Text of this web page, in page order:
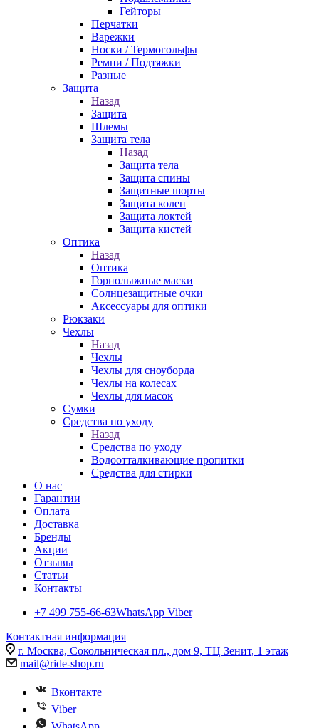
Гейторы
Перчатки
Варежки
Носки / Термогольфы
Ремни / Подтяжки
Разные
Защита
Назад
Защита
Шлемы
Защита тела
Назад
Защита тела
Защита спины
Защитные шорты
Защита колен
Защита локтей
Защита кистей
Оптика
Назад
Оптика
Горнолыжные маски
Солнцезащитные очки
Аксессуары для оптики
Рюкзаки
Чехлы
Назад
Чехлы
Чехлы для сноуборда
Чехлы на колесах
Чехлы для масок
Сумки
Средства по уходу
Назад
Средства по уходу
Водоотталкивающие пропитки
Средства для стирки
О нас
Гарантии
Оплата
Доставка
Бренды
Акции
Отзывы
Статьи
Контакты
+7 499 755-66-63WhatsApp Viber
Контактная информация
г. Москва, Сокольническая пл., дом 9, ТЦ Зенит, 1 этаж
mail@ride-shop.ru
Вконтакте
Viber